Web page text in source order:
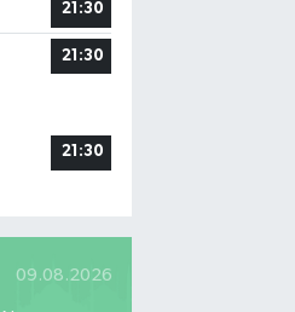
21:30
21:30
21:30
09.08.2026